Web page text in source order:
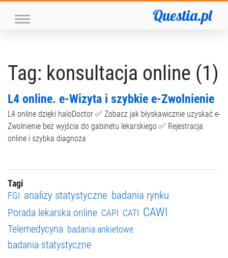
Questia.pl
Tag: konsultacja online (1)
L4 online. e-Wizyta i szybkie e-Zwolnienie
L4 online dzięki haloDoctor ✅ Zobacz jak błyskawicznie uzyskać e-
Zwolnienie bez wyjścia do gabinetu lekarskiego ✅ Rejestracja
online i szybka diagnoza
Tagi
FGI analizy statystyczne badania rynku
Porada lekarska online CAPI CATI CAWI
Telemedycyna badania ankietowe
badania statystyczne